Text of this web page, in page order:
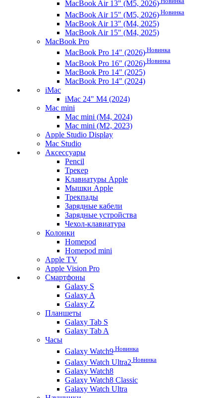
MacBook Air 13" (M5, 2026)
MacBook Air 15" (M5, 2026) Новинка
MacBook Air 13" (M4, 2025)
MacBook Air 15" (M4, 2025)
MacBook Pro
MacBook Pro 14" (2026) Новинка
MacBook Pro 16" (2026) Новинка
MacBook Pro 14" (2025)
MacBook Pro 14" (2024)
iMac
iMac 24" M4 (2024)
Mac mini
Mac mini (M4, 2024)
Mac mini (M2, 2023)
Apple Studio Display
Mac Studio
Аксессуары
Pencil
Трекер
Клавиатуры Apple
Мышки Apple
Трекпады
Зарядные кабели
Зарядные устройства
Чехол-клавиатура
Колонки
Homepod
Homepod mini
Apple TV
Apple Vision Pro
Смартфоны
Galaxy S
Galaxy A
Galaxy Z
Планшеты
Galaxy Tab S
Galaxy Tab A
Часы
Galaxy Watch9 Новинка
Galaxy Watch Ultra2 Новинка
Galaxy Watch8
Galaxy Watch8 Classic
Galaxy Watch Ultra